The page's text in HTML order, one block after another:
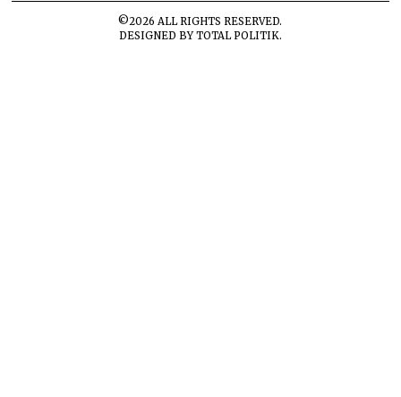
©2026 ALL RIGHTS RESERVED.
DESIGNED BYTOTAL POLITIK.